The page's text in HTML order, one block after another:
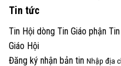
Tin tức
Tin Hội dòng Tin Giáo phận Tin
Giáo Hội
Đăng ký nhận bản tin Nhập địa